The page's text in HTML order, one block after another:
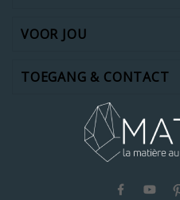
VOOR JOU
TOEGANG & CONTACT